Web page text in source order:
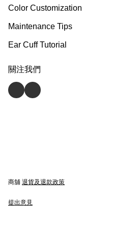
Color Customization
Maintenance Tips
Ear Cuff Tutorial
關注我們
商舖 退貨及退款政策
提出意見